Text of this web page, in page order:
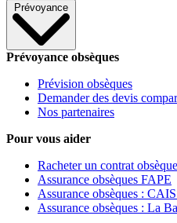
Prévoyance
Prévoyance obsèques
Prévision obsèques
Demander des devis
Nos partenaires
Pour vous aider
Racheter un contrat
Assurance obsèques FAPE
Assurance obsèques :
Assurance obsèques : La